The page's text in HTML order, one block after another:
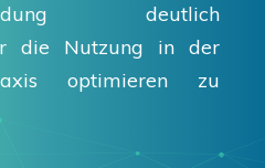
deutlich
die Nutzung in der
optimieren zu